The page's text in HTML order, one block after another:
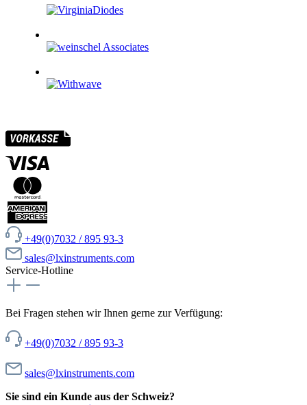
+49(0)7032 / 895 93-3
sales@lxinstruments.com
Service-Hotline
Bei Fragen stehen wir Ihnen gerne zur Verfügung:
+49(0)7032 / 895 93-3
sales@lxinstruments.com
Sie sind ein Kunde aus der Schweiz?